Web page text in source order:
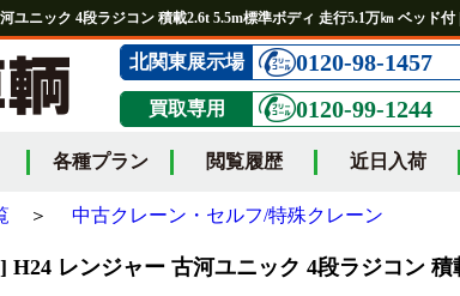
ユニック 4段ラジコン 積載2.6t 5.5m標準ボディ 走行5.1万㎞ ベッド
北関東展示場 0120-98-1457
買取専用 0120-99-1244
各種プラン 閲覧履歴 近日入荷
＞ 中古クレーン・セルフ/特殊クレーン
H24 レンジャー 古河ユニック 4段ラジコン